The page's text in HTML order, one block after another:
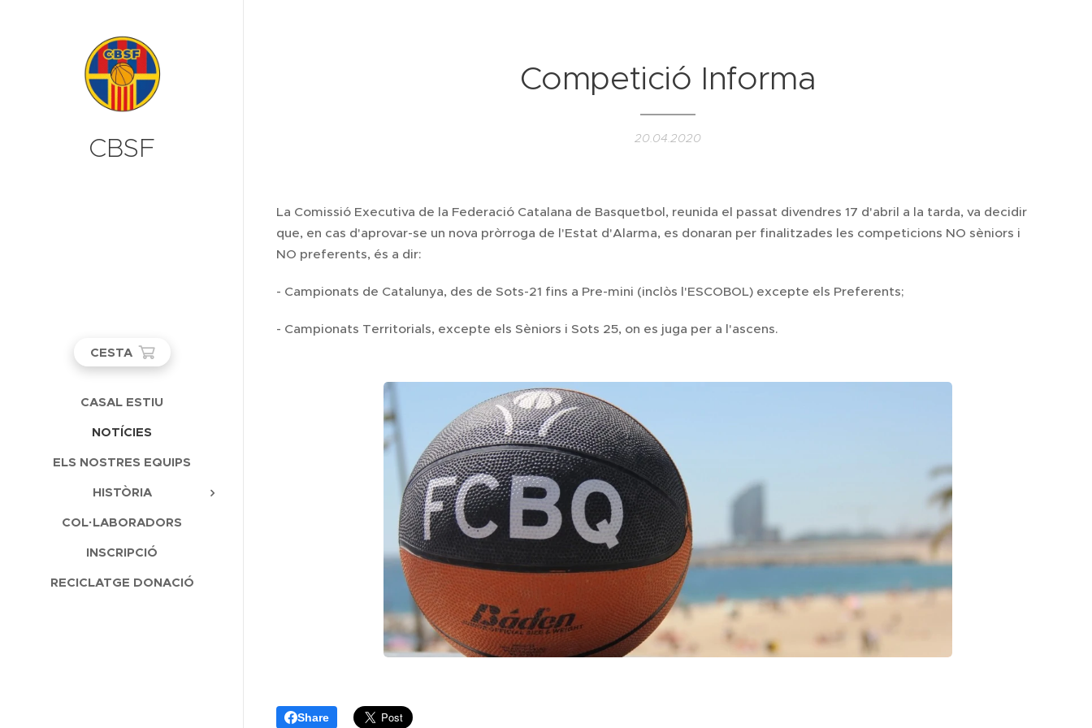
CBSF
CESTA
CASAL ESTIU
NOTÍCIES
ELS NOSTRES EQUIPS
HISTÒRIA
COL·LABORADORS
INSCRIPCIÓ
RECICLATGE DONACIÓ
Competició Informa
20.04.2020
La Comissió Executiva de la Federació Catalana de Basquetbol, reunida el passat divendres 17 d'abril a la tarda, va decidir
que, en cas d'aprovar-se un nova pròrroga de l'Estat d'Alarma, es donaran per finalitzades les competicions NO sèniors i
NO preferents, és a dir:
- Campionats de Catalunya, des de Sots-21 fins a Pre-mini (inclòs l'ESCOBOL) excepte els Preferents;
- Campionats Territorials, excepte els Sèniors i Sots 25, on es juga per a l'ascens.
Share